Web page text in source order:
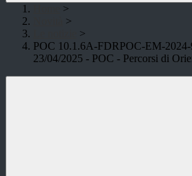
>
>
>
POC 10.1.6A-FDRPOC-EM-
23/04/2025 - POC - Percorsi di